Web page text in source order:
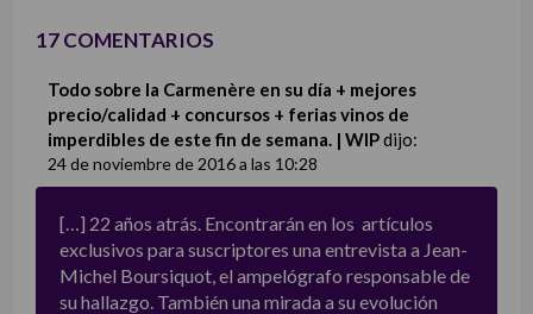
17 COMENTARIOS
Todo sobre la Carmenère en su día + mejores
precio/calidad + concursos + ferias vinos de
imperdibles de este fin de semana. | WIPdijo:
24 de noviembre de 2016 a las 10:28
[…] 22 años atrás. Encontrarán en los artículos
exclusivos para suscriptores una entrevista a Jean-
Michel Boursiquot, el ampelógrafo responsable de
su hallazgo. También una mirada a su evolución